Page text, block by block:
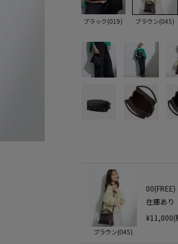
ブラック(019) ブラウン(045)
ブラウン(045)
00(FREE)
在庫あり
¥11,000(